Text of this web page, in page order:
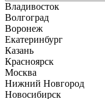
Владивосток
Волгоград
Воронеж
Екатеринбург
Казань
Красноярск
Москва
Нижний Новгород
Новосибирск